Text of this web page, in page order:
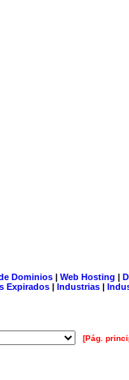
Dominios| Web Hosting |
Expirados | Industrias |
[Pág.